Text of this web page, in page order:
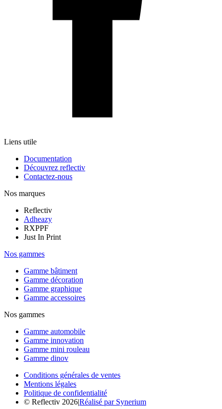
Liens utile
Documentation
Découvrez reflectiv
Contactez-nous
Nos marques
Reflectiv
Adheazy
RXPPF
Just In Print
Nos gammes
Gamme bâtiment
Gamme décoration
Gamme graphique
Gamme accessoires
Nos gammes
Gamme automobile
Gamme innovation
Gamme mini rouleau
Gamme dinov
Conditions générales de ventes
Mentions légales
Politique de confidentialité
© Reflectiv 2026|Réalisé par Synerium